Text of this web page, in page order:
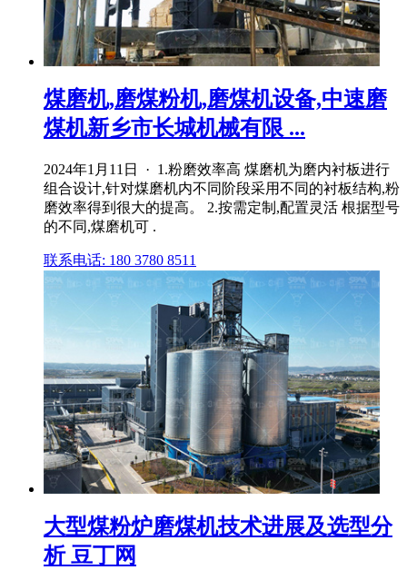
煤磨机,磨煤粉机,磨煤机设备,中速磨
煤机新乡市长城机械有限 ...
2024年1月11日 · 1.粉磨效率高 煤磨机为磨内衬板进行
组合设计,针对煤磨机内不同阶段采用不同的衬板结构,粉
磨效率得到很大的提高。 2.按需定制,配置灵活 根据型号
的不同,煤磨机可 .
联系电话: 180 3780 8511
大型煤粉炉磨煤机技术进展及选型分
析 豆丁网